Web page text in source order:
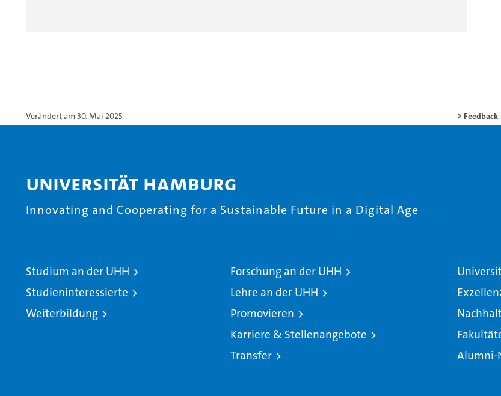
Verändert am 30. Mai 2025 Feedback
Universität Hamburg
Innovating and Cooperating for a Sustainable Future in a Digital Age
Studium an der UHH
Studieninteressierte
Weiterbildung
Forschung an der UHH
Lehre an der UHH
Promovieren
Karriere & Stellenangebote
Transfer
Alumni-